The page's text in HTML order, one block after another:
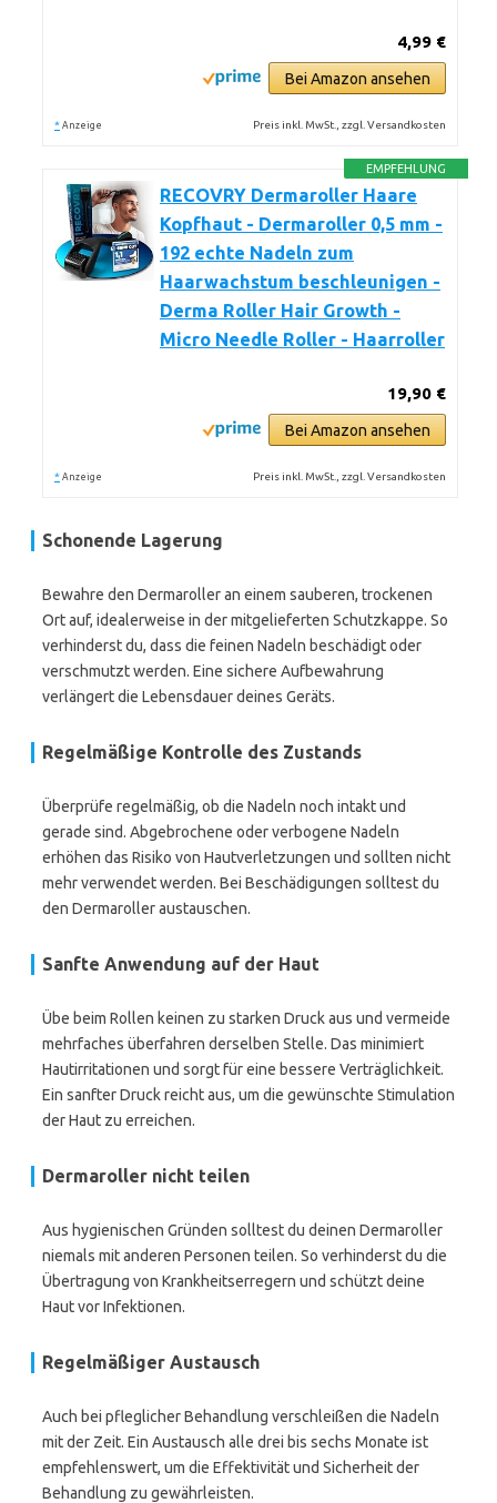
4,99 €
Bei Amazon ansehen
* Anzeige Preis inkl. MwSt., zzgl. Versandkosten
EMPFEHLUNG
RECOVRY Dermaroller Haare
Kopfhaut - Dermaroller 0,5 mm -
192 echte Nadeln zum
Haarwachstum beschleunigen -
Derma Roller Hair Growth -
Micro Needle Roller - Haarroller
19,90 €
Bei Amazon ansehen
* Anzeige Preis inkl. MwSt., zzgl. Versandkosten
Schonende Lagerung
Bewahre den Dermaroller an einem sauberen, trockenen
Ort auf, idealerweise in der mitgelieferten Schutzkappe. So
verhinderst du, dass die feinen Nadeln beschädigt oder
verschmutzt werden. Eine sichere Aufbewahrung
verlängert die Lebensdauer deines Geräts.
Regelmäßige Kontrolle des Zustands
Überprüfe regelmäßig, ob die Nadeln noch intakt und
gerade sind. Abgebrochene oder verbogene Nadeln
erhöhen das Risiko von Hautverletzungen und sollten nicht
mehr verwendet werden. Bei Beschädigungen solltest du
den Dermaroller austauschen.
Sanfte Anwendung auf der Haut
Übe beim Rollen keinen zu starken Druck aus und vermeide
mehrfaches überfahren derselben Stelle. Das minimiert
Hautirritationen und sorgt für eine bessere Verträglichkeit.
Ein sanfter Druck reicht aus, um die gewünschte Stimulation
der Haut zu erreichen.
Dermaroller nicht teilen
Aus hygienischen Gründen solltest du deinen Dermaroller
niemals mit anderen Personen teilen. So verhinderst du die
Übertragung von Krankheitserregern und schützt deine
Haut vor Infektionen.
Regelmäßiger Austausch
Auch bei pfleglicher Behandlung verschleißen die Nadeln
mit der Zeit. Ein Austausch alle drei bis sechs Monate ist
empfehlenswert, um die Effektivität und Sicherheit der
Behandlung zu gewährleisten.